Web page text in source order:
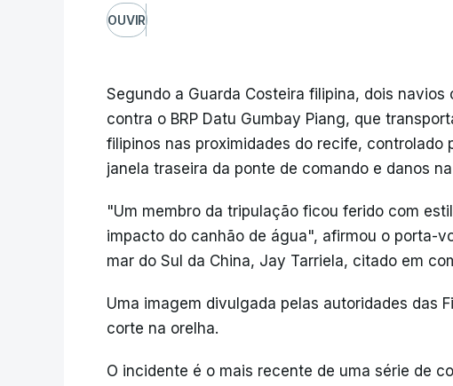
OUVIR
Segundo a Guarda Costeira filipina, dois
contra o BRP Datu Gumbay Piang, que
filipinos nas proximidades do recife, controlado
janela traseira da ponte de comando e danos
"Um membro da tripulação ficou ferido com
impacto do canhão de água", afirmou o porta-
mar do Sul da China, Jay Tarriela, citado em
Uma imagem divulgada pelas autoridades das
corte na orelha.
O incidente é o mais recente de uma série de